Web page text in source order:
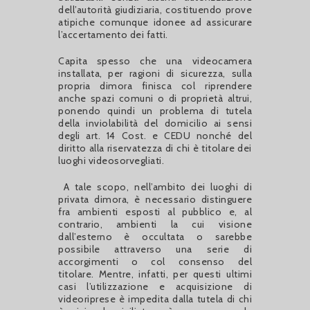
dell’autorità giudiziaria, costituendo prove
atipiche comunque idonee ad assicurare
l’accertamento dei fatti.
Capita spesso che una videocamera
installata, per ragioni di sicurezza, sulla
propria dimora finisca col riprendere
anche spazi comuni o di proprietà altrui,
ponendo quindi un problema di tutela
della inviolabilità del domicilio ai sensi
degli art. 14 Cost. e CEDU nonché del
diritto alla riservatezza di chi è titolare dei
luoghi videosorvegliati.
A tale scopo, nell’ambito dei luoghi di
privata dimora, è necessario distinguere
fra ambienti esposti al pubblico e, al
contrario, ambienti la cui visione
dall’esterno è occultata o sarebbe
possibile attraverso una serie di
accorgimenti o col consenso del
titolare. Mentre, infatti, per questi ultimi
casi l’utilizzazione e acquisizione di
videoriprese è impedita dalla tutela di chi